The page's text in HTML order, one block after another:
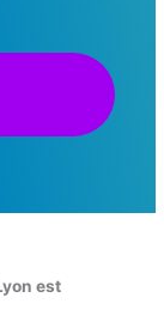
est